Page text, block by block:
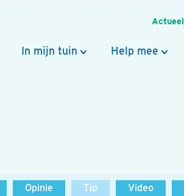
Actueel
In mijn tuin Help mee
Opinie Tip Video